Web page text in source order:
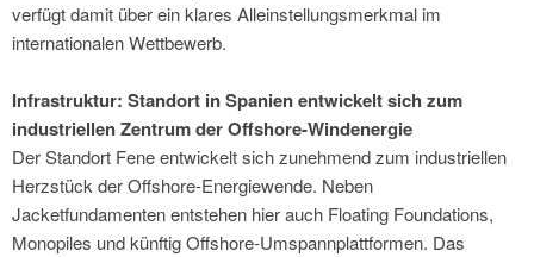
verfügt damit über ein klares Alleinstellungsmerkmal im
internationalen Wettbewerb.
Infrastruktur: Standort in Spanien entwickelt sich zum
industriellen Zentrum der Offshore-Windenergie
Der Standort Fene entwickelt sich zunehmend zum industriellen
Herzstück der Offshore-Energiewende. Neben
Jacketfundamenten entstehen hier auch Floating Foundations,
Monopiles und künftig Offshore-Umspannplattformen. Das